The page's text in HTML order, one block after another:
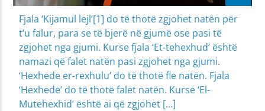
Fjala ‘Kijamul lejl’[1] do të thotë zgjohet natën për
t’u falur, para se të bjerë në gjumë ose pasi të
zgjohet nga gjumi. Kurse fjala ‘Et-tehexhud’ është
namazi që falet natën pasi zgjohet nga gjumi.
‘Hexhede er-rexhulu’ do të thotë fle natën. Fjala
‘Hexhede’ do të thotë falet natën. Kurse ‘El-
Mutehexhid’ është ai që zgjohet […]